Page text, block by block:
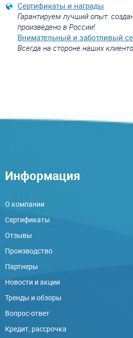
Сертификаты и награды
Гарантируем лучший опыт:
произведено в России!
Внимательный и заботливый
Всегда на стороне наших
Информация
О компании
Сертификаты
Отзывы
Производство
Партнеры
Новости и акции
Тренды и обзоры
Вопрос-ответ
Кредит, рассрочка